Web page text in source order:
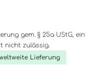
gem. § 25a UStG, ein
nicht zulässig.
Lieferung